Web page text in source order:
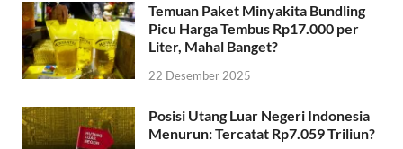
Temuan Paket Minyakita Bundling
Picu Harga Tembus Rp17.000 per
Liter, Mahal Banget?
22 Desember 2025
Posisi Utang Luar Negeri Indonesia
Menurun: Tercatat Rp7.059 Triliun?